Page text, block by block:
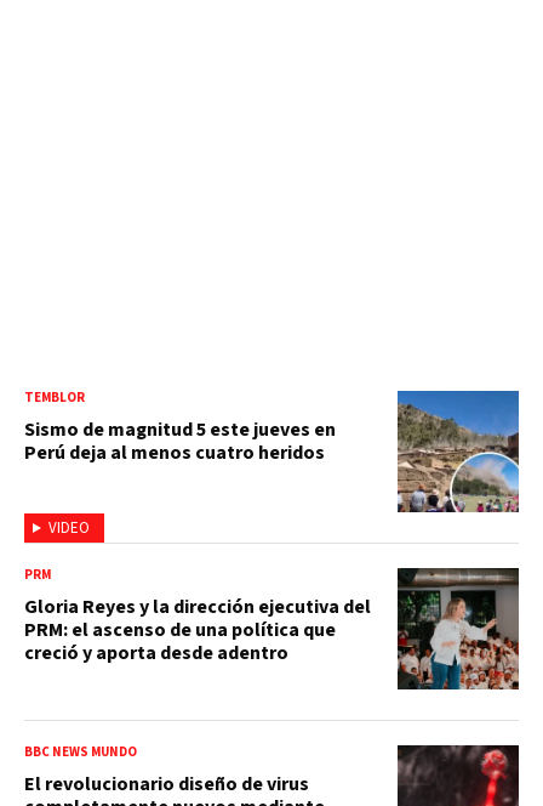
VIDEO
TEMBLOR
Sismo de magnitud 5 este jueves en
Perú deja al menos cuatro heridos
PRM
Gloria Reyes y la dirección ejecutiva del
PRM: el ascenso de una política que
creció y aporta desde adentro
BBC NEWS MUNDO
El revolucionario diseño de virus